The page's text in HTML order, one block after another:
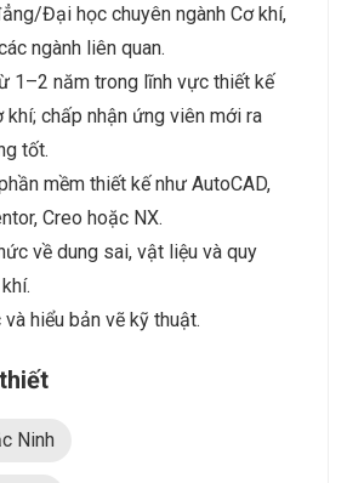
Đại học chuyên ngành Cơ khí,
ngành liên quan.
1–2 năm trong lĩnh vực thiết kế
chấp nhận ứng viên mới ra
tốt.
mềm thiết kế như AutoCAD,
Creo hoặc NX.
về dung sai, vật liệu và quy
hiểu bản vẽ kỹ thuật.
Ninh